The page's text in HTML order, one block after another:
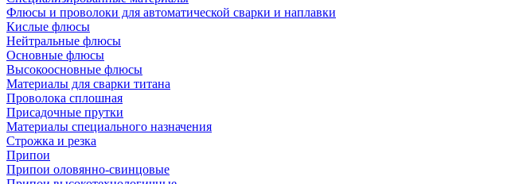
Флюсы и проволоки для автоматической сварки и наплавки
Кислые флюсы
Нейтральные флюсы
Основные флюсы
Высокоосновные флюсы
Материалы для сварки титана
Проволока сплошная
Присадочные прутки
Материалы специального назначения
Строжка и резка
Припои
Припои оловянно-свинцовые